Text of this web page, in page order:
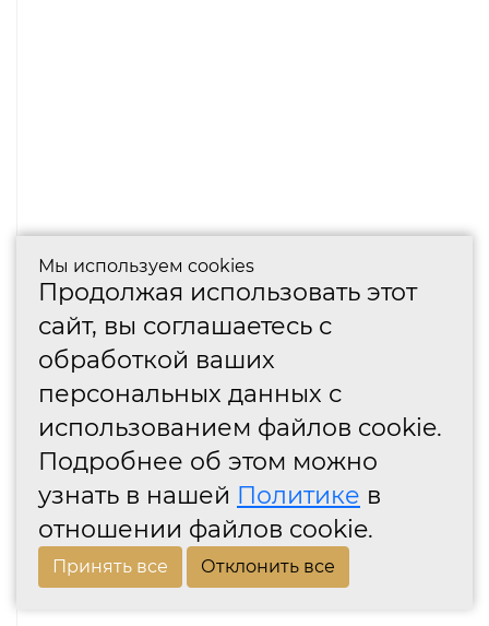
Мы используем cookies
Продолжая использовать этот
сайт, вы соглашаетесь с
обработкой ваших
персональных данных с
использованием файлов cookie.
Подробнее об этом можно
узнать в нашей Политике в
отношении файлов cookie.
Принять все Отклонить все